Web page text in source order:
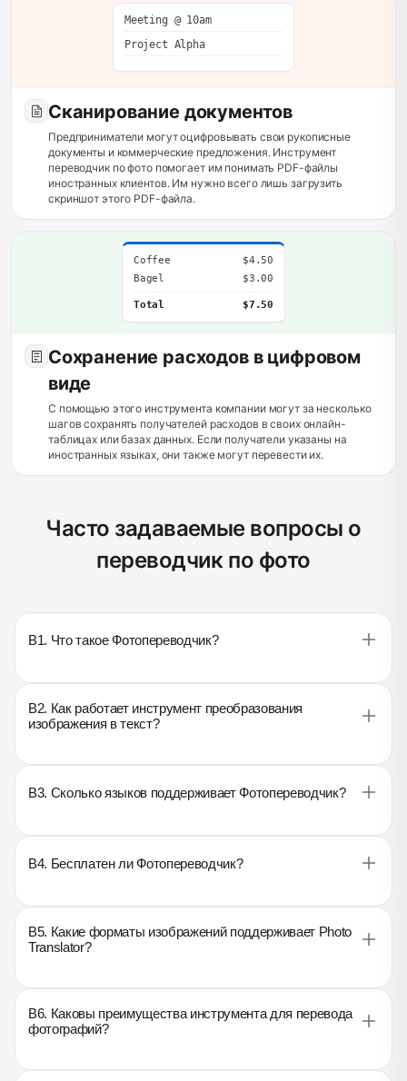
Meeting @ 10am
Project Alpha
Сканирование документов
Предприниматели могут оцифровывать свои рукописные
документы и коммерческие предложения. Инструмент
переводчик по фото помогает им понимать PDF-файлы
иностранных клиентов. Им нужно всего лишь загрузить
скриншот этого PDF-файла.
Coffee
$4.50
Bagel
$3.00
Total $7.50
Сохранение расходов в цифровом
виде
С помощью этого инструмента компании могут за несколько
шагов сохранять получателей расходов в своих онлайн-
таблицах или базах данных. Если получатели указаны на
иностранных языках, они также могут перевести их.
Часто задаваемые вопросы о
переводчик по фото
B1. Что такое Фотопереводчик?
B2. Как работает инструмент преобразования
изображения в текст?
B3. Сколько языков поддерживает Фотопереводчик?
B4. Бесплатен ли Фотопереводчик?
B5. Какие форматы изображений поддерживает Photo
Translator?
B6. Каковы преимущества инструмента для перевода
фотографий?